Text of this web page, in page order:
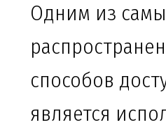
Одним из
способов
является